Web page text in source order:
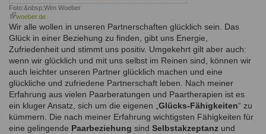
Foto:&nbsp;Wim Woeber
woeber.de
(link
is
external)
Wir alle wollen in unseren Partnerschaften glücklich sein. Das
Glück in einer Beziehung zu finden, gibt uns Energie,
Zufriedenheit und stimmt uns positiv. Umgekehrt gilt aber auch:
wenn wir glücklich und mit uns selbst im Reinen sind, können wir
auch leichter unseren Partner glücklich machen und eine
glückliche und zufriedene Partnerschaft leben. Nach meiner
Erfahrung aus vielen Paarberatungen und Paartherapien ist es
ein kluger Ansatz, sich um die eigenen „ Glücks-Fähigkeiten“ zu
kümmern. Die nach meiner Erfahrung wichtigsten Fähigkeiten für
eine gelingende Paarbeziehung sind Selbstakzeptanz und